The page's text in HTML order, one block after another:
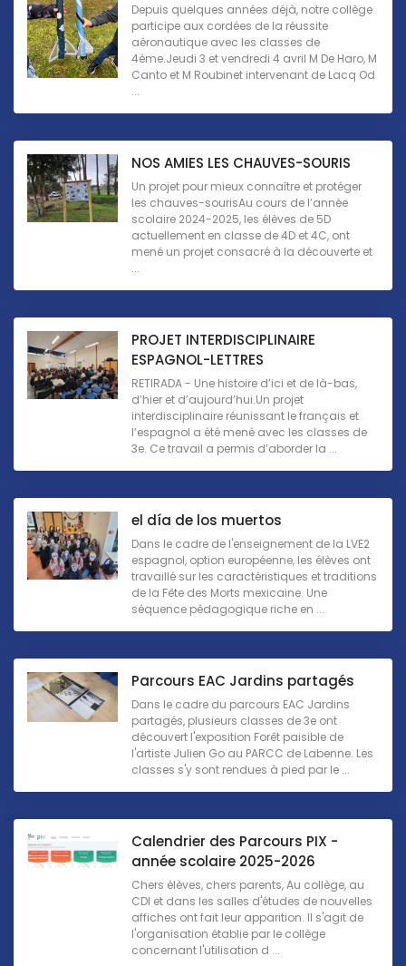
Depuis quelques années déjà, notre collège
participe aux cordées de la réussite
aéronautique avec les classes de
4ème.Jeudi 3 et vendredi 4 avril M De Haro, M
Canto et M Roubinet intervenant de Lacq Od
...
NOS AMIES LES CHAUVES-SOURIS
Un projet pour mieux connaître et protéger
les chauves-sourisAu cours de l’année
scolaire 2024-2025, les élèves de 5D
actuellement en classe de 4D et 4C, ont
mené un projet consacré à la découverte et
...
PROJET INTERDISCIPLINAIRE
ESPAGNOL-LETTRES
RETIRADA - Une histoire d’ici et de là-bas,
d’hier et d’aujourd’hui.Un projet
interdisciplinaire réunissant le français et
l’espagnol a été mené avec les classes de
3e. Ce travail a permis d’aborder la ...
el día de los muertos
Dans le cadre de l'enseignement de la LVE2
espagnol, option européenne, les élèves ont
travaillé sur les caractéristiques et traditions
de la Fête des Morts mexicaine. Une
séquence pédagogique riche en ...
Parcours EAC Jardins partagés
Dans le cadre du parcours EAC Jardins
partagés, plusieurs classes de 3e ont
découvert l'exposition Forêt paisible de
l'artiste Julien Go au PARCC de Labenne. Les
classes s'y sont rendues à pied par le ...
Calendrier des Parcours PIX -
année scolaire 2025-2026
Chers élèves, chers parents, Au collège, au
CDI et dans les salles d'études de nouvelles
affiches ont fait leur apparition. Il s'agit de
l'organisation établie par le collège
concernant l'utilisation d ...